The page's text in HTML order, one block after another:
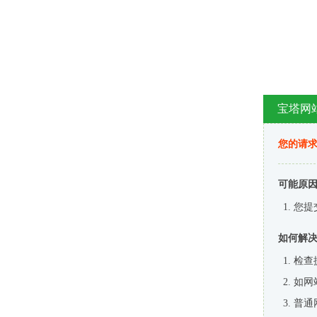
宝塔网
您的请
可能原
您提
如何解
检查
如网
普通